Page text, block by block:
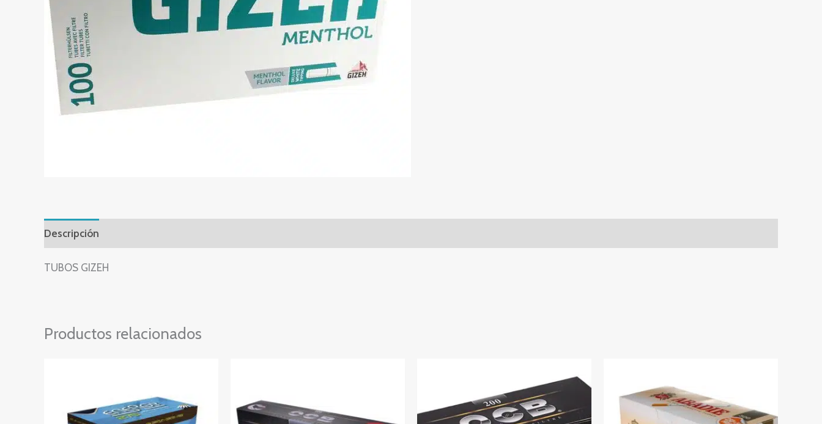
Descripción
TUBOS GIZEH
Productos relacionados